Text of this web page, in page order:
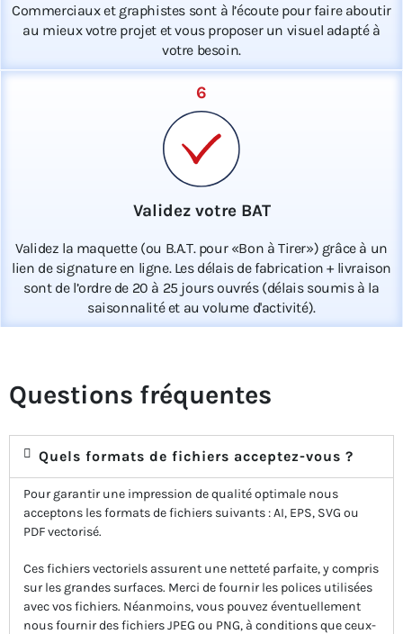
Commerciaux et graphistes sont à l’écoute pour faire aboutir
au mieux votre projet et vous proposer un visuel adapté à
votre besoin.
6
Validez votre BAT
Validez la maquette (ou B.A.T. pour «Bon à Tirer») grâce à un
lien de signature en ligne. Les délais de fabrication + livraison
sont de l’ordre de 20 à 25 jours ouvrés (délais soumis à la
saisonnalité et au volume d'activité).
Questions fréquentes
Quels formats de fichiers acceptez-vous ?
Pour garantir une impression de qualité optimale nous
acceptons les formats de fichiers suivants : AI, EPS, SVG ou
PDF vectorisé.
Ces fichiers vectoriels assurent une netteté parfaite, y compris
sur les grandes surfaces. Merci de fournir les polices utilisées
avec vos fichiers. Néanmoins, vous pouvez éventuellement
nous fournir des fichiers JPEG ou PNG, à conditions que ceux-